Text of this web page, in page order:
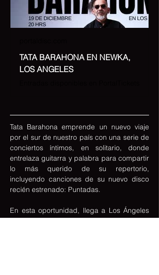
TATA BARAHONA EN NEWKA,
LOS ANGELES
Tata Barahona emprende un nuevo viaje
por el sur de nuestro país con una serie de
conciertos íntimos, en solitario, donde
entrelaza guitarra y palabra para compartir
lo más querido de su repertorio,
incluyendo canciones de su nuevo disco
recién estrenado: Puntadas.
En esta oportunidad, llega a Los Ángeles
para una velada cercana y emotiva,